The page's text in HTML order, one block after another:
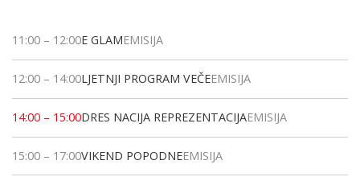
11:00 – 12:00E GLAMEMISIJA
12:00 – 14:00LJETNJI PROGRAM VEČEEMISIJA
14:00 – 15:00DRES NACIJA REPREZENTACIJAEMISIJA
15:00 – 17:00VIKEND POPODNEEMISIJA